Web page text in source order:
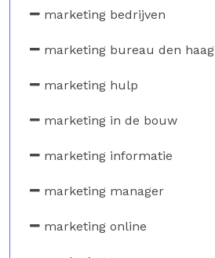
marketing bedrijven
marketing bureau den haag
marketing hulp
marketing in de bouw
marketing informatie
marketing manager
marketing online